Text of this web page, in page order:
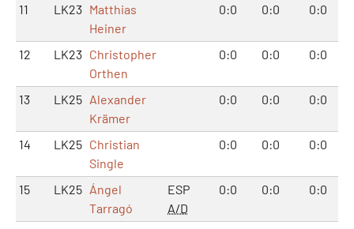
11
LK23 Matthias
Heiner
0:0 0:0 0:0
12 LK23 Christopher
Orthen
0:0 0:0 0:0
13 LK25 Alexander
Krämer
0:0 0:0 0:0
14 LK25 Christian
Single
0:0 0:0 0:0
15 LK25 Ángel
Tarragó
ESP
A/D
0:0 0:0 0:0